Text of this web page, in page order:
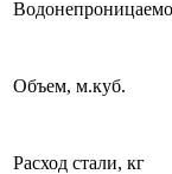
Объем, м.куб.
Расход стали, кг